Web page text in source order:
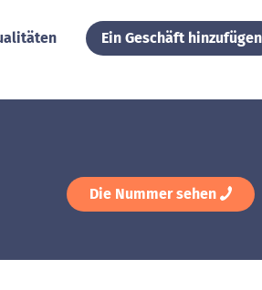
Ein Geschäft hinzufügen
Die Nummer sehen